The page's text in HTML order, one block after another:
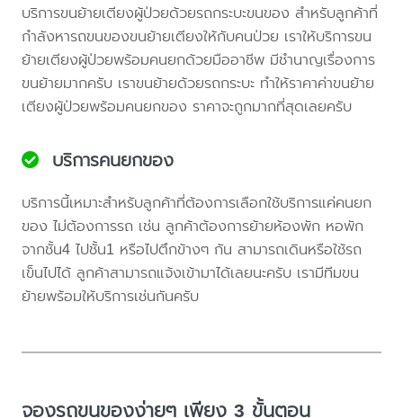
บริการขนย้ายเตียงผู้ป่วยด้วยรถกระบะขนของ สำหรับลูกค้าที่
กำลังหารถขนของขนย้ายเตียงให้กับคนป่วย เราให้บริการขน
ย้ายเตียงผู้ป่วยพร้อมคนยกด้วยมืออาชีพ มีชำนาญเรื่องการ
ขนย้ายมากครับ เราขนย้ายด้วยรถกระบะ ทำให้ราคาค่าขนย้าย
เตียงผู้ป่วยพร้อมคนยกของ ราคาจะถูกมากที่สุดเลยครับ
บริการคนยกของ
บริการนี้เหมาะสำหรับลูกค้าที่ต้องการเลือกใช้บริการแค่คนยก
ของ ไม่ต้องการรถ เช่น ลูกค้าต้องการย้ายห้องพัก หอพัก
จากชั้น4 ไปชั้น1 หรือไปตึกข้างๆ กัน สามารถเดินหรือใช้รถ
เข็นไปได้ ลูกค้าสามารถแจ้งเข้ามาได้เลยนะครับ เรามีทีมขน
ย้ายพร้อมให้บริการเช่นกันครับ
จองรถขนของง่ายๆ เพียง 3 ขั้นตอน